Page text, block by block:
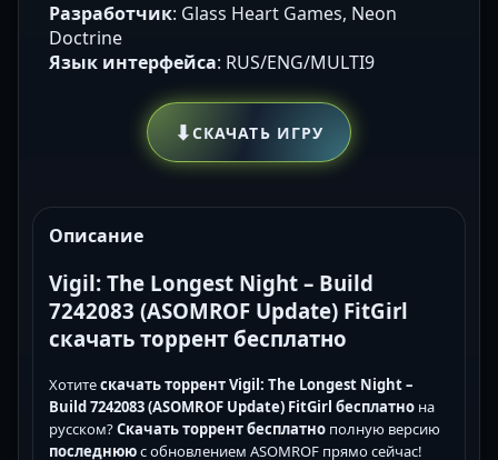
Разработчик: Glass Heart Games, Neon
Doctrine
Язык интерфейса: RUS/ENG/MULTI9
⬇СКАЧАТЬ ИГРУ
Описание
Vigil: The Longest Night – Build
7242083 (ASOMROF Update) FitGirl
скачать торрент бесплатно
Хотитескачать торрент Vigil: The Longest Night –
Build 7242083 (ASOMROF Update) FitGirl бесплатно на
русском?Скачать торрент бесплатно полную версию
последнююс обновлением ASOMROF прямо сейчас!